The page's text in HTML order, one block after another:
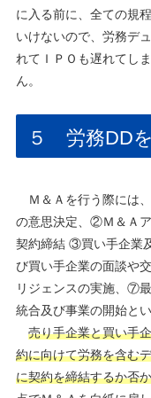
に入る前に、全ての規
いけないので、労務デ
れてＩＰＯも遅れてし
ん。
５ 労務DD
Ｍ＆Ａを行う際には
の意思決定、②Ｍ＆Ａ
契約締結 ③買い手企業
び買い手企業の面談や
リジェンスの実施、⑦
統合及び事業の開始と
売り手企業と買い手
約に向けて労務を含む
に契約を締結するか否